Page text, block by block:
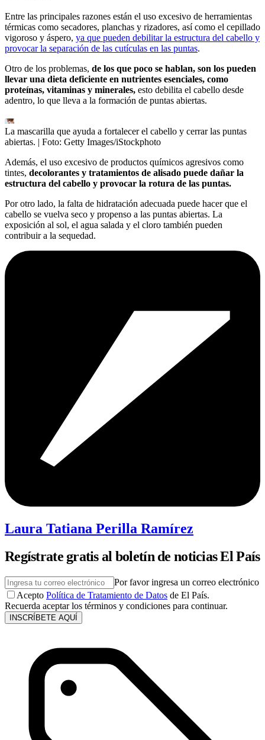
Entre las principales razones están el uso excesivo de herramientas
térmicas como secadores, planchas y rizadores, así como el cepillado
vigoroso y áspero, ya que pueden debilitar la estructura del cabello y
provocar la separación de las cutículas en las puntas.
Otro de los problemas, de los que poco se hablan, son los pueden
llevar una dieta deficiente en nutrientes esenciales, como
proteínas, vitaminas y minerales, esto debilita el cabello desde
adentro, lo que lleva a la formación de puntas abiertas.
La mascarilla que ayuda a fortalecer el cabello y cerrar las puntas
abiertas.
| Foto: Getty Images/iStockphoto
Además, el uso excesivo de productos químicos agresivos como
tintes, decolorantes y tratamientos de alisado puede dañar la
estructura del cabello y provocar la rotura de las puntas.
Por otro lado, la falta de hidratación adecuada puede hacer que el
cabello se vuelva seco y propenso a las puntas abiertas. La
exposición al sol, el agua salada y el cloro también pueden
contribuir a la sequedad.
Laura Tatiana Perilla Ramírez
Regístrate gratis al boletín de noticias El País
Por favor ingresa un correo electrónico
Acepto Política de Tratamiento de Datos de El País.
Recuerda aceptar los términos y condiciones para continuar.
INSCRÍBETE AQUÍ